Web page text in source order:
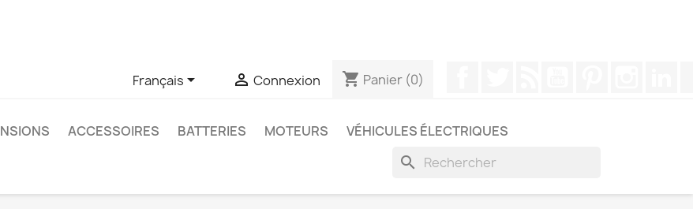
Français  Connexion shopping_cart Panier (0)
ACCESSOIRES BATTERIES MOTEURS VÉHICULES ÉLECTRIQUES
search